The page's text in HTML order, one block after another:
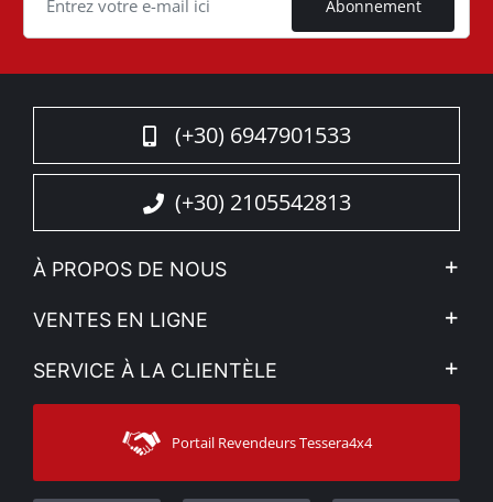
Abonnement
(+30) 6947901533
(+30) 2105542813
À PROPOS DE NOUS
L'entreprise
Voir nos actualités
Sitemap
VENTES EN LIGNE
Mon compte
Moyens d’expédition
SERVICE À LA CLIENTÈLE
Contacter
Assistance aux clients
Suivi des commandes
Portail Revendeurs Tessera4x4